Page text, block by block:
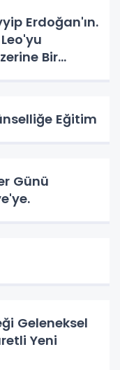
Erdoğan'ın.
Bir
Eğitim
Günü
Geleneksel
Yeni